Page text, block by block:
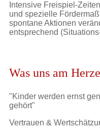
Intensive Freispiel-
und spezielle
spontane Aktionen
entsprechend
Was uns am
"Kinder werden ernst
gehört"
Vertrauen &